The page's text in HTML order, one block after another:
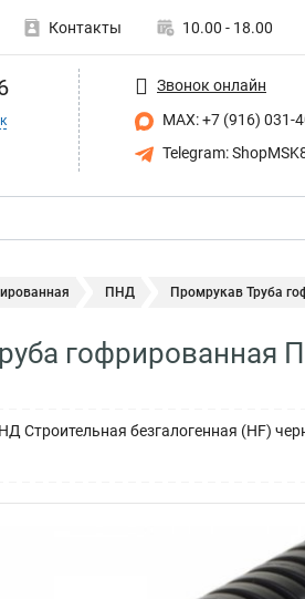
Контакты 10.00 - 18.00
Звонок онлайн
MAX: +7 (916) 031-
Telegram:
ПНД Промрукав Труба
гофрированная
Строительная безгалогенная (HF)